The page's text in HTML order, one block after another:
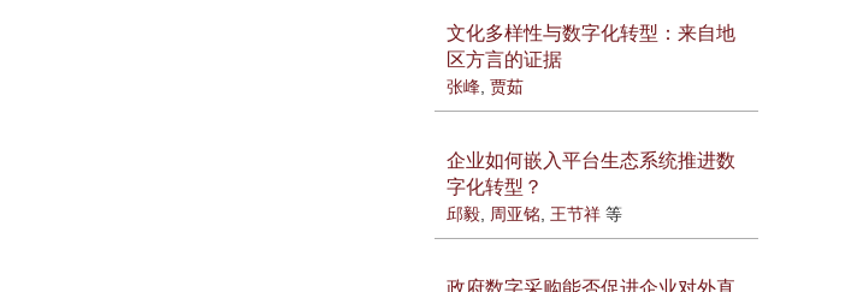
文化多样性与数字化转型：来自地
区方言的证据
张峰, 贾茹
企业如何嵌入平台生态系统推进数
字化转型？
邱毅, 周亚铭 王节祥等
政府数字采购能否促进企业对外直